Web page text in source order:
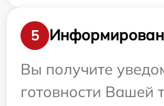
5
Вы получите
готовности Вашей